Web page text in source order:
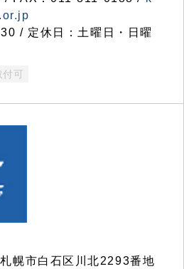
/ 定休日：土曜日・日曜
付可
幌市白石区川北2293番地